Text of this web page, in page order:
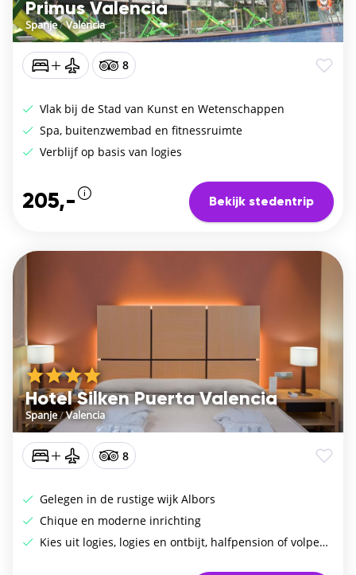
Primus Valencia
Spanje/Valencia
8
Vlak bij de Stad van Kunst en Wetenschappen
Spa, buitenzwembad en fitnessruimte
Verblijf op basis van logies
205,- Bekijk stedentrip
Hotel Silken Puerta Valencia
Spanje/Valencia
8
Gelegen in de rustige wijk Albors
Chique en moderne inrichting
Kies uit logies, logies en ontbijt, halfpension of volpension